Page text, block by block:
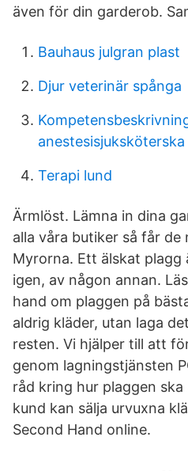
även för din garderob.
Bauhaus julgran plast
Djur veterinär spånga
anestesisjuksköterska
Terapi lund
Ärmlöst. Lämna in dina
alla våra butiker så får de
Myrorna. Ett älskat
igen, av någon annan.
hand om plaggen på
aldrig kläder, utan laga
resten. Vi hjälper till att
genom lagningstjänsten
råd kring hur plaggen
kund kan sälja urvuxna
Second Hand online.